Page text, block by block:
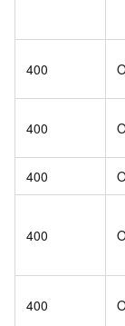
400
400
400
400
400